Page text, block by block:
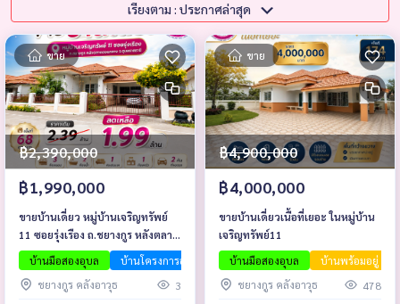
เรียงตาม : ประกาศล่าสุด
ขาย
฿2,390,000
฿1,990,000
ขายบ้านเดี่ยว หมู่บ้านเจริญทรัพย์
11 ซอยรุ่งเรือง ถ.ชยางกูร หลังตลาด
ดอนกลาง จ.อุบลราชธานี
บ้านมือสองอุบล
บ้านโครงการอุบล
ชยางกูร คลังอาวุธ
3
ขาย
฿4,900,000
฿4,000,000
ขายบ้านเดี่ยวเนื้อที่เยอะ ในหมู่บ้าน
เจริญทรัพย์11
บ้านมือสองอุบล
บ้านพร้อมอยู่
ชยางกูร คลังอาวุธ
478